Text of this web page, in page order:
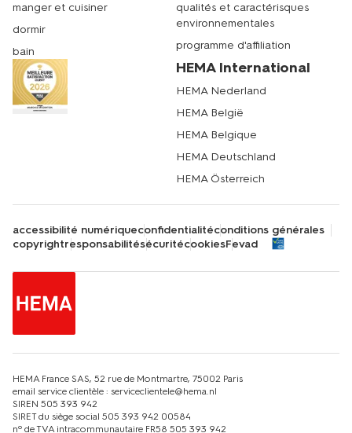
manger et cuisiner
dormir
bain
qualités et caractérisques
environnementales
programme d'affiliation
HEMA International
HEMA Nederland
HEMA België
HEMA Belgique
HEMA Deutschland
HEMA Österreich
accessibilité numériqueconfidentialitéconditions générales
copyrightresponsabilitésécuritécookiesFevad
HEMA France SAS, 52 rue de Montmartre, 75002 Paris
email service clientèle : serviceclientele@hema.nl
SIREN 505 393 942
SIRET du siège social 505 393 942 00584
nº de TVA intracommunautaire FR58 505 393 942